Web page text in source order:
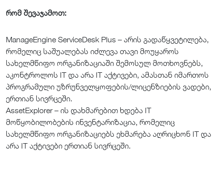
რომ შევაჯამოთ:
ManageEngine ServiceDesk Plus – არის გადაწყვეტილება,
რომელიც საშუალებას იძლევა თავი მოუყაროს
სახელმწიფო ორგანიზაციაში შემოსულ მოთხოვნებს,
აკონტროლოს IT და არა IT აქტივები, ამასთან იმართოს
პროგრამული უზრუნველყოფების/ლიცენზიების ვადები,
ერთიან სივრცეში.
AssetExplorer – ის დახმარებით ხდება IT
მოწყობილობების ინვენტარიზაცია, რომელიც
სახელმწიფო ორგანიზაციებს ეხმარება აღრიცხონ IT და
არა IT აქტივები ერთიან სივრცეში.